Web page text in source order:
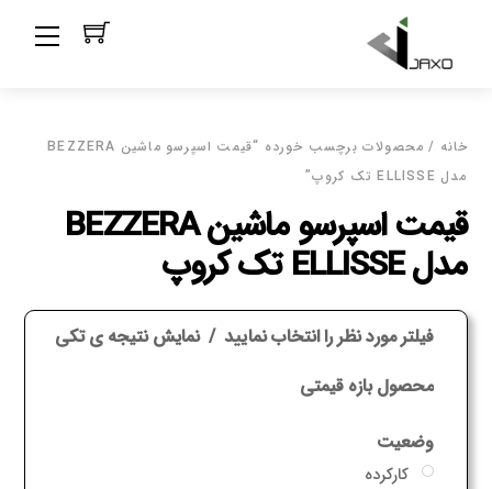
content
خانه / محصولات برچسب خورده “قیمت اسپرسو ماشین BEZZERA
مدل ELLISSE تک کروپ”
قیمت اسپرسو ماشین BEZZERA
مدل ELLISSE تک کروپ
فیلتر مورد نظر را انتخاب نمایید نمایش نتیجه ی تکی
محصول بازه قیمتی
وضعیت
کارکرده